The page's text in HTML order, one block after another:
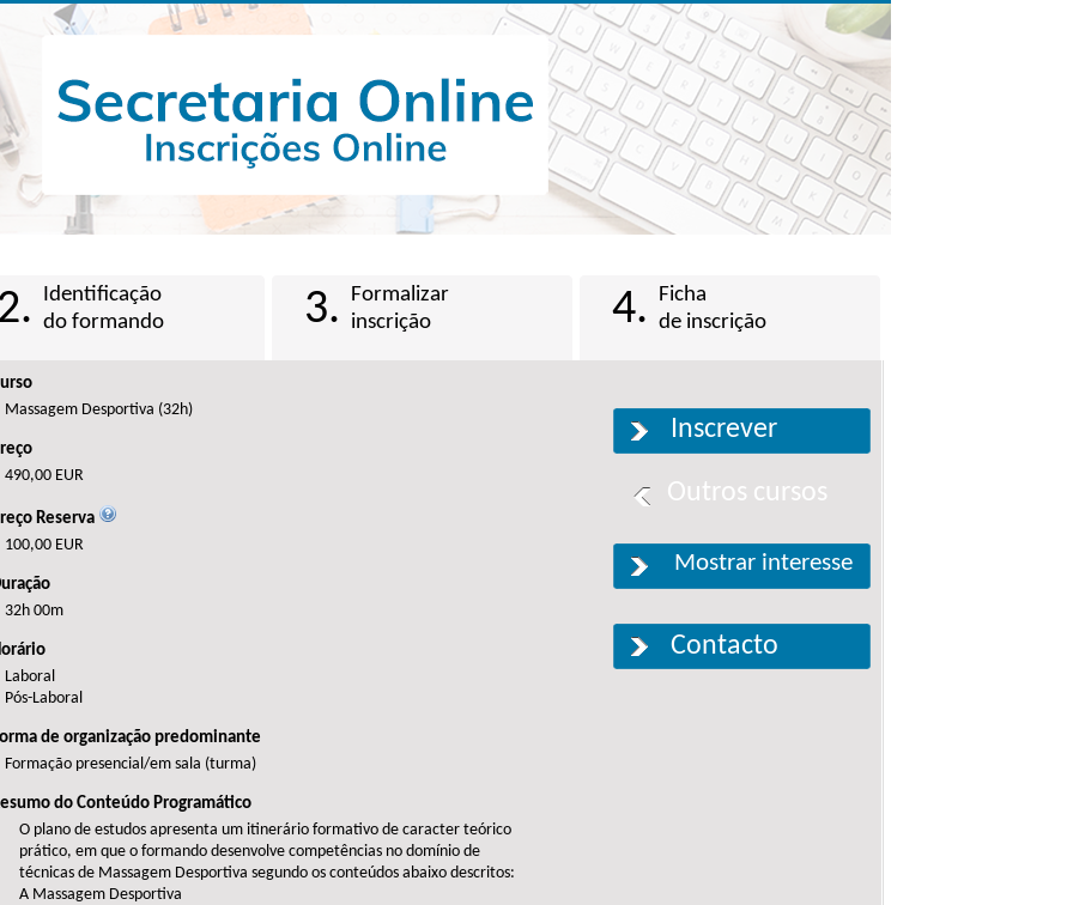
Identificação
do formando
3.
Formalizar
inscrição
4.
Ficha
de inscrição
Massagem Desportiva (32h)
490,00 EUR
Reserva
100,00 EUR
32h 00m
Laboral
Pós-Laboral
de organização predominante
Formação presencial/em sala (turma)
do Conteúdo Programático
O plano de estudos apresenta um itinerário formativo de caracter teórico
prático, em que o formando desenvolve competências no domínio de
técnicas de Massagem Desportiva segundo os conteúdos abaixo descritos:
A Massagem Desportiva
Inscrever
Outros cursos
Mostrar interesse
Contacto